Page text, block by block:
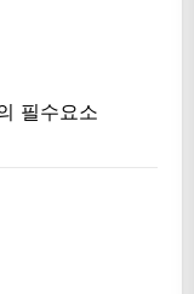
필수요소